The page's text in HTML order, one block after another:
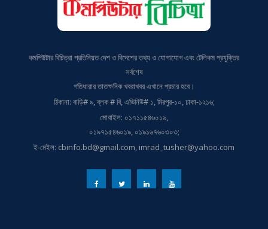
কমপিউটার বিচিত্রা প্রতিনিয়ত দেশ ও বিদেশের তথ্য ও যোগাযোগ এবং টেলিকম প্রযুক্তির
সর্বশেষ
গতিধারার তাতক্ষনিক খবরাখবর এখানে প্রচার হবে।
ঠিকানা: বাড়ি# ৯, ব্লক # বি, এভিনিউ# ১, মিরপুর-১০, ঢাকা-১২১৬;
মোবাইল: ০১৭১১৫৪৬০১৯,
০১৯৭১৫৪৬০১৯, ০১৯১৬৭৬০৩০৩;